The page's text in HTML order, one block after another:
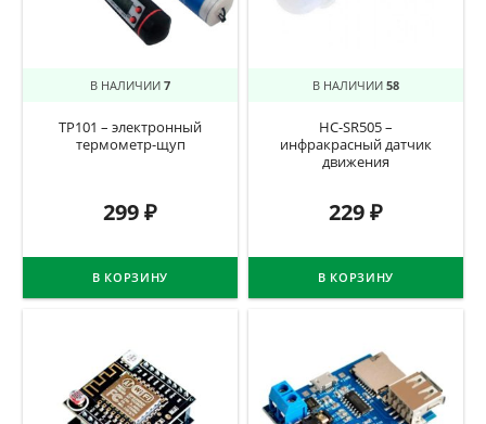
В НАЛИЧИИ 7
TP101 – электронный
термометр-щуп
299₽
В КОРЗИНУ
В НАЛИЧИИ 58
HC-SR505 –
инфракрасный датчик
движения
229₽
В КОРЗИНУ